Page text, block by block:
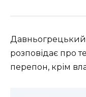
Давньогрецький
розповідає про
перепон, крім